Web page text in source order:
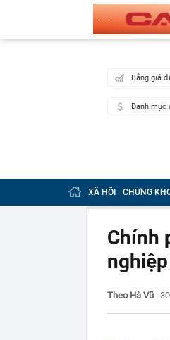
Bảng giá
Danh mục
XÃ HỘI CHỨNG
Chính
Theo Hà Vũ |